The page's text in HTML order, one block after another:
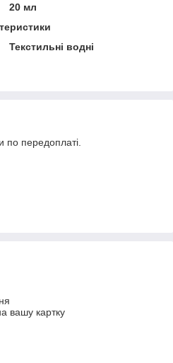
20 мл
Текстильні водні
по передоплаті.
вашу картку